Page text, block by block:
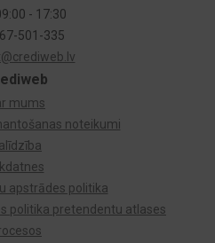
mums
noteikumi
apstrādes politika
politika pretendentu atlases
- 17:30
501-335